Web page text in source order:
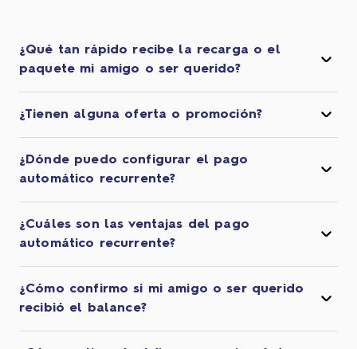
¿Qué tan rápido recibe la recarga o el
paquete mi amigo o ser querido?
¿Tienen alguna oferta o promoción?
¿Dónde puedo configurar el pago
automático recurrente?
¿Cuáles son las ventajas del pago
automático recurrente?
¿Cómo confirmo si mi amigo o ser querido
recibió el balance?